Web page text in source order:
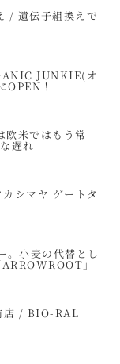
/ 遺伝子組換えで
JUNKIE(オ
OPEN！
欧米ではもう常
遅れ
シマヤ ゲートタ
。小麦の代替とし
」
店 / BIO-RAL